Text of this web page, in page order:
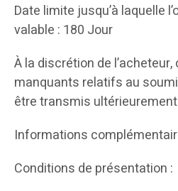
Date limite jusqu’à laquelle
valable : 180 Jour
À la discrétion de
manquants relatifs au
être transmis
Informations
Conditions de présentation :